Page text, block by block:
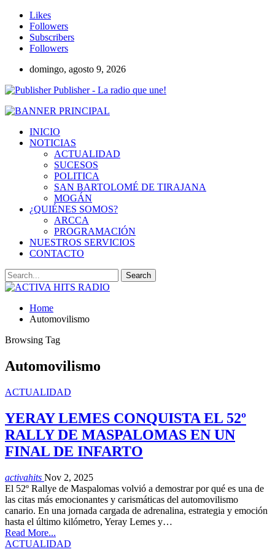
Likes
Followers
Subscribers
Followers
domingo, agosto 9, 2026
Publisher - La radio que une!
INICIO
NOTICIAS
ACTUALIDAD
SUCESOS
POLITICA
SAN BARTOLOMÉ DE TIRAJANA
MOGÁN
¿QUIÉNES SOMOS?
ARCCA
PROGRAMACIÓN
NUESTROS SERVICIOS
CONTACTO
Home
Automovilismo
Browsing Tag
Automovilismo
ACTUALIDAD
YERAY LEMES CONQUISTA EL 52º
RALLY DE MASPALOMAS EN UN
FINAL DE INFARTO
activahits Nov 2, 2025
El 52º Rallye de Maspalomas volvió a demostrar por qué es una de
las citas más emocionantes y carismáticas del automovilismo
canario. En una jornada cargada de adrenalina, estrategia y emoción
hasta el último kilómetro, Yeray Lemes y…
Read More...
ACTUALIDAD